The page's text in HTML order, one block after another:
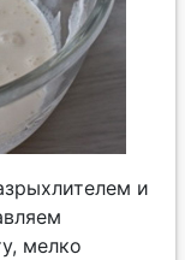
и
мелко